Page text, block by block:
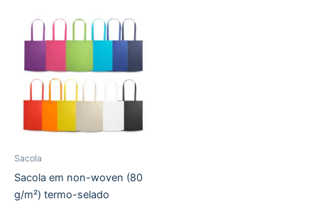
Sacola
Sacola em non-woven (80
g/m²) termo-selado